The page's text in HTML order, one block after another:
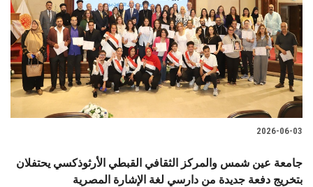
2026-06-03
جامعة عين شمس والمركز الثقافي القبطي الأرثوذكسي يحتفلان
بتخريج دفعة جديدة من دارسي لغة الإشارة المصرية